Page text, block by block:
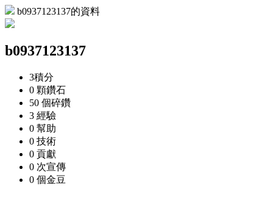
b0937123137的資料
b0937123137
3積分
0 顆鑽石
50 個碎鑽
3 經驗
0 幫助
0 技術
0 貢獻
0 次宣傳
0 個金豆